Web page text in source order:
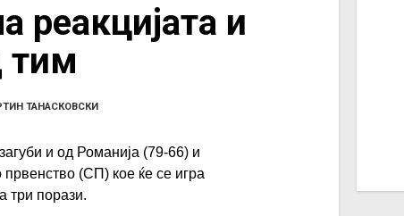
реакцијата и
тим
ТАНАСКОВСКИ
и од Романија (79-66) и
(СП) кое ќе се игра
три порази.